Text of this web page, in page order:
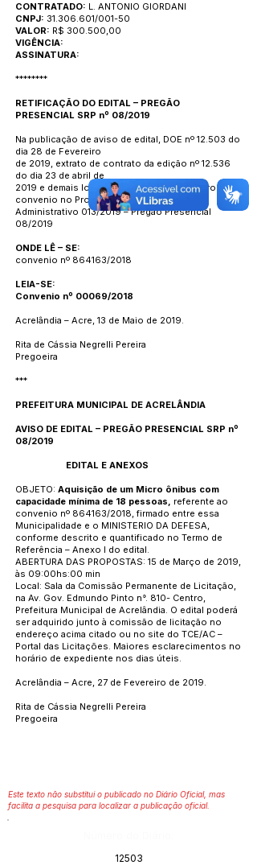
CONTRATADO: L. ANTONIO GIORDANI
CNPJ: 31.306.601/001-50
VALOR: R$ 300.500,00
VIGÊNCIA:
ASSINATURA:
********
RETIFICAÇÃO DO EDITAL – PREGÃO
PRESENCIAL SRP nº 08/2019
Na publicação de aviso de edital, DOE nº 12.503 do
dia 28 de Fevereiro
de 2019, extrato de contrato da edição nº 12.536
do dia 23 de abril de
2019 e demais locais onde constar o número de
convenio no Processo
Administrativo 013/2019 – Pregão Presencial
08/2019
ONDE LÊ – SE:
convenio nº 864163/2018
LEIA-SE:
Convenio nº 00069/2018
Acrelândia – Acre, 13 de Maio de 2019.
Rita de Cássia Negrelli Pereira
Pregoeira
***
PREFEITURA MUNICIPAL DE ACRELÂNDIA
AVISO DE EDITAL – PREGÃO PRESENCIAL SRP nº
08/2019
EDITAL E ANEXOS
OBJETO: Aquisição de um Micro ônibus com
capacidade mínima de 18 pessoas, referente ao
convenio nº 864163/2018, firmado entre essa
Municipalidade e o MINISTERIO DA DEFESA,
conforme descrito e quantificado no Termo de
Referência – Anexo I do edital.
ABERTURA DAS PROPOSTAS: 15 de Março de 2019,
às 09:00hs:00 min
Local: Sala da Comissão Permanente de Licitação,
na Av. Gov. Edmundo Pinto n°. 810- Centro,
Prefeitura Municipal de Acrelândia. O edital poderá
ser adquirido junto à comissão de licitação no
endereço acima citado ou no site do TCE/AC –
Portal das Licitações. Maiores esclarecimentos no
horário de expediente nos dias úteis.
Acrelândia – Acre, 27 de Fevereiro de 2019.
Rita de Cássia Negrelli Pereira
Pregoeira
Este texto não substitui o publicado no Diário Oficial, mas
facilita a pesquisa para localizar a publicação oficial.
12503